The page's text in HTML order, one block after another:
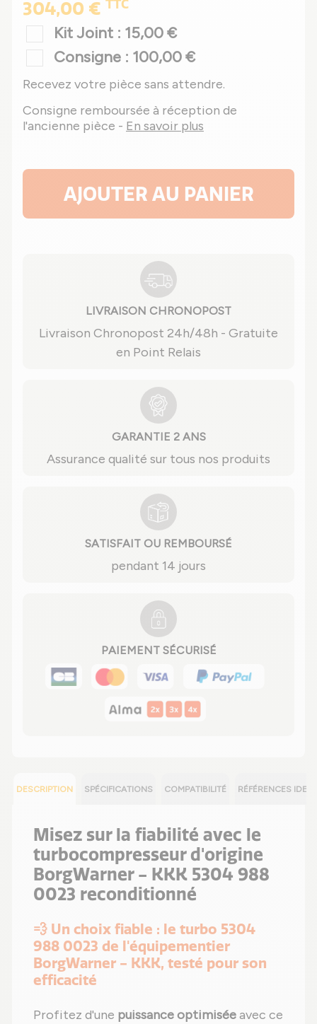
304,00 € TTC
Kit Joint : 15,00 €
Consigne : 100,00 €
Recevez votre pièce sans attendre.
Consigne remboursée à réception de
l'ancienne pièce - En savoir plus
AJOUTER AU PANIER
LIVRAISON CHRONOPOST
Livraison Chronopost 24h/48h - Gratuite
en Point Relais
GARANTIE 2 ANS
Assurance qualité sur tous nos produits
SATISFAIT OU REMBOURSÉ
pendant 14 jours
PAIEMENT SÉCURISÉ
DESCRIPTION SPÉCIFICATIONS COMPATIBILITÉ RÉFÉRENCES
Misez sur la fiabilité avec le
turbocompresseur d'origine
BorgWarner - KKK 5304 988
0023 reconditionné
💨 Un choix fiable : le turbo 5304
988 0023 de l'équipementier
BorgWarner - KKK, testé pour son
efficacité
Profitez d'une puissance optimiséeavec ce